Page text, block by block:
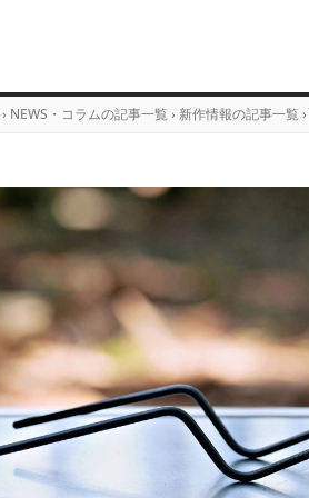
› NEWS・コラムの記事一覧 › 新作情報の記事一覧 ›